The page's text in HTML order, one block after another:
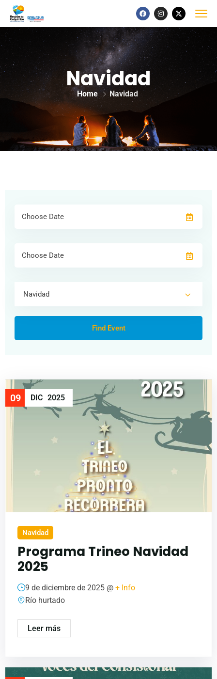
Navidad
Home Navidad
Navidad
09 DIC 2025
Navidad
Programa Trineo Navidad
2025
9 de diciembre de 2025 @ + Info
Río hurtado
Leer más